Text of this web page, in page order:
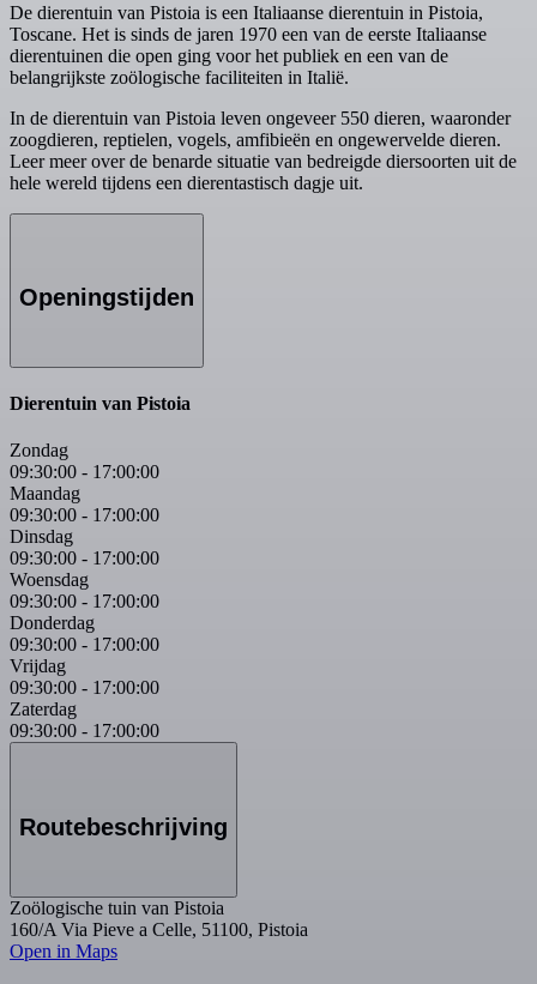
De dierentuin van Pistoia is een Italiaanse dierentuin in Pistoia,
Toscane. Het is sinds de jaren 1970 een van de eerste Italiaanse
dierentuinen die open ging voor het publiek en een van de
belangrijkste zoölogische faciliteiten in Italië.
In de dierentuin van Pistoia leven ongeveer 550 dieren, waaronder
zoogdieren, reptielen, vogels, amfibieën en ongewervelde dieren.
Leer meer over de benarde situatie van bedreigde diersoorten uit de
hele wereld tijdens een dierentastisch dagje uit.
Openingstijden
Dierentuin van Pistoia
Zondag
09:30:00 - 17:00:00
Maandag
09:30:00 - 17:00:00
Dinsdag
09:30:00 - 17:00:00
Woensdag
09:30:00 - 17:00:00
Donderdag
09:30:00 - 17:00:00
Vrijdag
09:30:00 - 17:00:00
Zaterdag
09:30:00 - 17:00:00
Routebeschrijving
Zoölogische tuin van Pistoia
160/A Via Pieve a Celle, 51100, Pistoia
Open in Maps